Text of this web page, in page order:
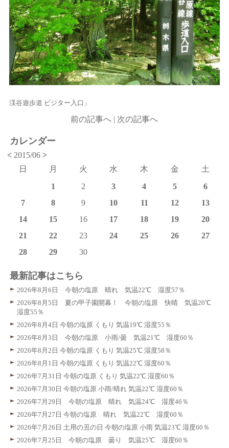
渓谷遊歩道 ビジター入口」
前の記事へ | 次の記事へ
カレンダー
< 2015/06>
日
月 火 水 木 金
土
1
2 3 4 5
6
7
8 9 10 11 12
13
14
15 16 17 18 19
20
21
22 23 24 25 26
27
28
29 30
最新記事はこちら
2026年8月6日 今朝の塩原 晴れ 気温22℃ 湿度57％
2026年8月5日 夏の甲子園開幕！ 今朝の塩原 快晴 気温20℃
湿度55％
2026年8月4日 今朝の塩原 くもり 気温19℃ 湿度55％
2026年8月3日 今朝の塩原 小雨/曇 気温21℃ 湿度60％
2026年8月2日 今朝の塩原 くもり 気温25℃ 湿度58％
2026年8月1日 今朝の塩原 くもり 気温22℃ 湿度60％
2026年7月31日 今朝の塩原 くもり 気温22℃ 湿度60％
2026年7月30日 今朝の塩原 小雨/晴れ 気温22℃ 湿度60％
2026年7月29日 今朝の塩原 晴れ 気温24℃ 湿度46％
2026年7月27日 今朝の塩原 晴れ 気温22℃ 湿度60％
2026年7月26日 土用の丑の日 今朝の塩原 小雨 気温23℃ 湿度60％
2026年7月25日 今朝の塩原 曇り 気温25℃ 湿度60％